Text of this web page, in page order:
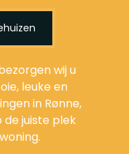
wij u
leuke en
in Rønne,
juiste plek